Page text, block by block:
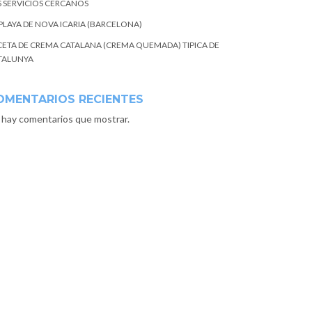
SERVICIOS CERCANOS
DE NOVA ICARIA (BARCELONA)
DE CREMA CATALANA (CREMA QUEMADA) TIPICA DE
RECIENTES
comentarios que mostrar.